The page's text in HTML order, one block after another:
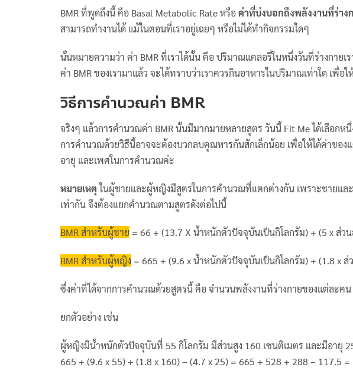
BMR ที่พูดถึงนี้ คือ Basal Metabolic Rate หรือค่าที่บ่งบอกถึงพลังงานที่ร่า
สามารถทำงานได้ แม้ในตอนที่เราอยู่เฉยๆ หรือไม่ได้ทำกิจกรรมใดๆ
นั่นหมายความว่า ค่า BMR ที่เราได้นั้น คือ ปริมาณแคลอรี่ในหนึ่งวันที่ร่างกายเร
ค่า BMR ของเรามาแล้ว จะได้ทราบว่าเราควรกินอาหารในปริมาณเท่าใด เพื่อ
วิธีการคำนวณค่า BMR
จริงๆ แล้วการคำนวณค่า BMR นั้นมีมากมายหลายสูตร วันนี้ Fit Me ได้เลือก
การคำนวณด้วยวิธีนี้อาจจะต้องบวกลบคูณหารกันสักเล็กน้อย เพื่อให้ได้ค่าขอ
อายุ และเพศในการคำนวณค่ะ
หมายเหตุในผู้ชายและผู้หญิงมีสูตรในการคำนวณที่แตกต่างกัน เพราะชายแ
เท่ากัน จึงต้องแยกคำนวณตามสูตรดังต่อไปนี้
BMR สำหรับผู้ชาย = 66 + (13.7 X น้ำหนักตัวปัจจุบันเป็นกิโลกรัม) + (5 x ส่ว
BMR สำหรับผู้หญิง = 665 + (9.6 x น้ำหนักตัวปัจจุบันเป็นกิโลกรัม) + (1.8 x
ซึ่งค่าที่ได้จากการคำนวณด้วยสูตรนี้ คือ จำนวนพลังงานที่ร่างกายของแต่ละค
ยกตัวอย่าง เช่น
ผู้หญิงมีน้ำหนักตัวปัจจุบันที่ 55 กิโลกรัม มีส่วนสูง 160 เซนติเมตร และมีอายุ
665 + (9.6 x 55) + (1.8 x 160) – (4.7 x 25) = 665 + 528 + 288 – 117.5